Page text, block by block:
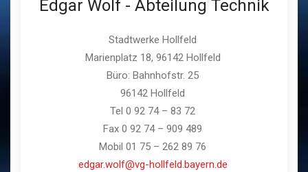
Edgar Wolf - Abteilung Technik
Stadtwerke Hollfeld
Marienplatz 18, 96142 Hollfeld
Büro: Bahnhofstr. 25
96142 Hollfeld
Tel 0 92 74 – 83 72
Fax 0 92 74 – 909 489
Mobil 01 75 – 262 89 76
edgar.wolf@vg-hollfeld.bayern.de